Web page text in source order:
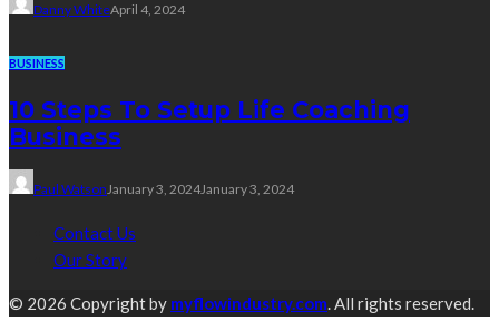
Danny WhiteApril 4, 2024
BUSINESS
10 Steps To Setup Life Coaching
Business
Paul WatsonJanuary 3, 2024January 3, 2024
Contact Us
Our Story
© 2026 Copyright by myflowindustry.com. All rights reserved.